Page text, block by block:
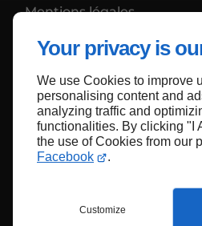
Your privacy is
We use Cookies to improve
personalising content and
analyzing traffic and
functionalities. By clicking "I
the use of Cookies from our
Facebook
.
Customize
Mentions légales
Plan du site
Haut de